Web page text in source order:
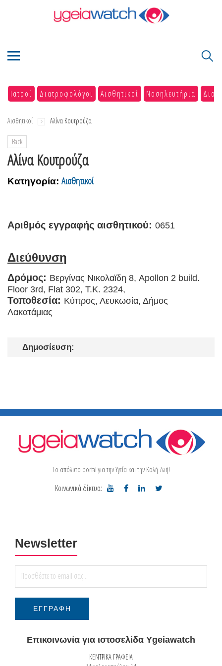
Ιατροί Διατροφολόγοι Αισθητικοί Νοσηλευτήρια
Αισθητικοί Αλίνα Κουτρούζα
Back
Αλίνα Κουτρούζα
Κατηγορία: Αισθητικοί
Αριθμός εγγραφής αισθητικού: 0651
Διεύθυνση
Δρόμος: Βεργίνας Νικολαϊδη 8, Apollon 2 build.
Floor 3rd, Flat 302, Τ.Κ. 2324,
Τοποθεσία: Κύπρος, Λευκωσία, Δήμος
Λακατάμιας
Δημοσίευση:
Το απόλυτο portal για την Υγεία και την Καλή Ζωή!
Κοινωνικά δίκτυα:
Newsletter
Επικοινωνία για ιστοσελίδα Ygeiawatch
ΚΕΝΤΡΙΚΑ ΓΡΑΦΕΙΑ